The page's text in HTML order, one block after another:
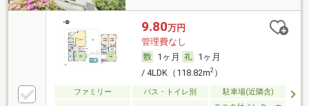
9.80万円
管理費なし
1ヶ月
1ヶ月
/ 4LDK（118.82m2）
ファミリー バス・トイレ別
駐車場(近隣含)